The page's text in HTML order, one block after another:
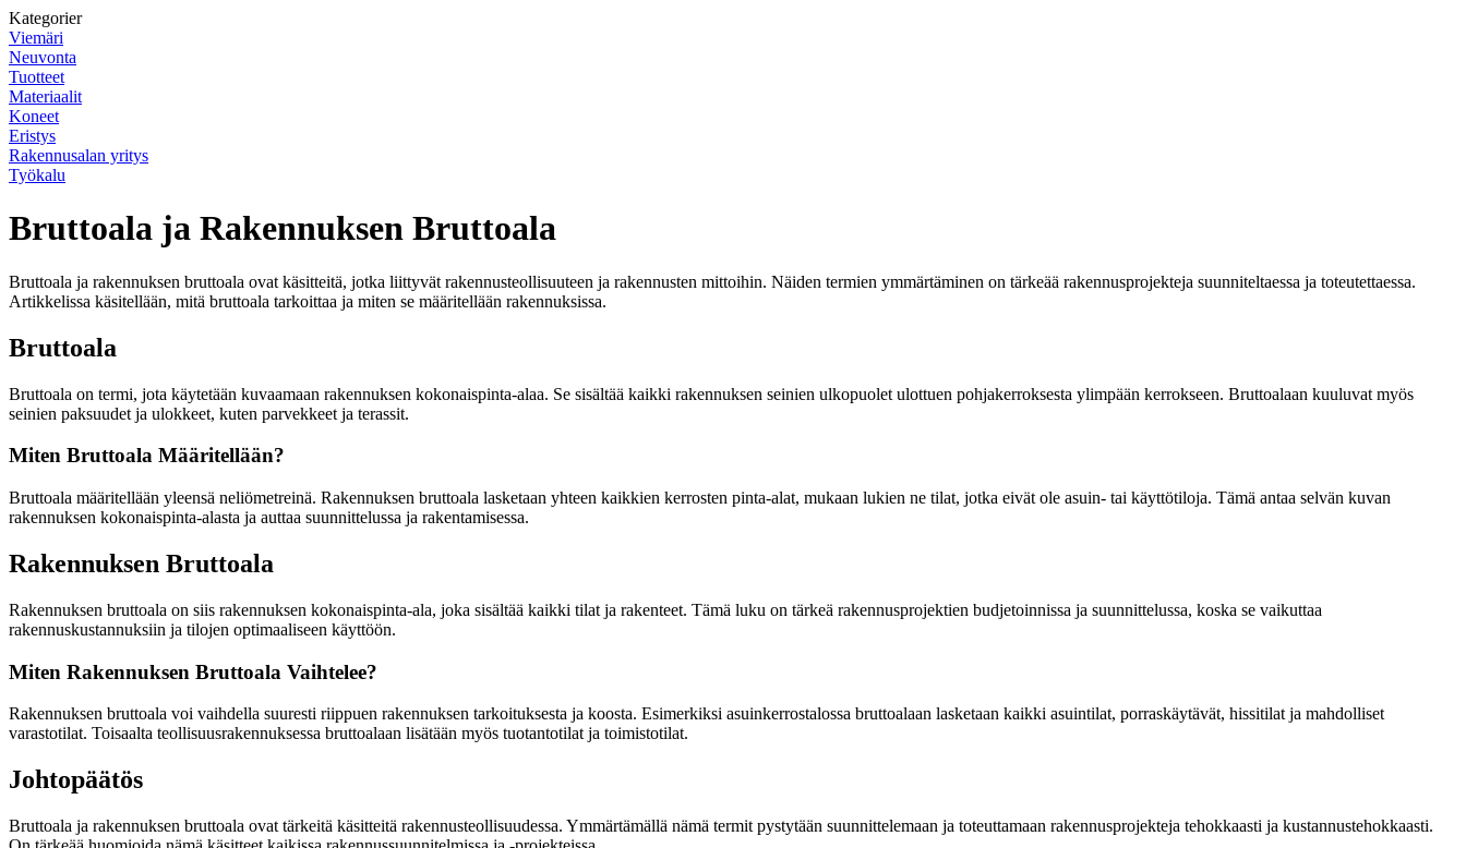
Kategorier
Viemäri
Neuvonta
Tuotteet
Materiaalit
Koneet
Eristys
Rakennusalan yritys
Työkalu
Bruttoala ja Rakennuksen Bruttoala
Bruttoala ja rakennuksen bruttoala ovat käsitteitä, jotka liittyvät rakennusteollisuuteen ja rakennusten mittoihin. Näiden termien ymmärtäminen on tärkeää rakennusprojekteja suunniteltaessa ja toteutettaessa.
Artikkelissa käsitellään, mitä bruttoala tarkoittaa ja miten se määritellään rakennuksissa.
Bruttoala
Bruttoala on termi, jota käytetään kuvaamaan rakennuksen kokonaispinta-alaa. Se sisältää kaikki rakennuksen seinien ulkopuolet ulottuen pohjakerroksesta ylimpään kerrokseen. Bruttoalaan kuuluvat myös
seinien paksuudet ja ulokkeet, kuten parvekkeet ja terassit.
Miten Bruttoala Määritellään?
Bruttoala määritellään yleensä neliömetreinä. Rakennuksen bruttoala lasketaan yhteen kaikkien kerrosten pinta-alat, mukaan lukien ne tilat, jotka eivät ole asuin- tai käyttötiloja. Tämä antaa selvän kuvan
rakennuksen kokonaispinta-alasta ja auttaa suunnittelussa ja rakentamisessa.
Rakennuksen Bruttoala
Rakennuksen bruttoala on siis rakennuksen kokonaispinta-ala, joka sisältää kaikki tilat ja rakenteet. Tämä luku on tärkeä rakennusprojektien budjetoinnissa ja suunnittelussa, koska se vaikuttaa
rakennuskustannuksiin ja tilojen optimaaliseen käyttöön.
Miten Rakennuksen Bruttoala Vaihtelee?
Rakennuksen bruttoala voi vaihdella suuresti riippuen rakennuksen tarkoituksesta ja koosta. Esimerkiksi asuinkerrostalossa bruttoalaan lasketaan kaikki asuintilat, porraskäytävät, hissitilat ja mahdolliset
varastotilat. Toisaalta teollisuusrakennuksessa bruttoalaan lisätään myös tuotantotilat ja toimistotilat.
Johtopäätös
Bruttoala ja rakennuksen bruttoala ovat tärkeitä käsitteitä rakennusteollisuudessa. Ymmärtämällä nämä termit pystytään suunnittelemaan ja toteuttamaan rakennusprojekteja tehokkaasti ja kustannustehokkaasti.